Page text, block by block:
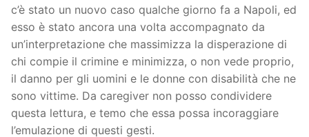
c’è stato un nuovo caso qualche giorno fa a Napoli, ed
esso è stato ancora una volta accompagnato da
un’interpretazione che massimizza la disperazione di
chi compie il crimine e minimizza, o non vede proprio,
il danno per gli uomini e le donne con disabilità che ne
sono vittime. Da caregiver non posso condividere
questa lettura, e temo che essa possa incoraggiare
l’emulazione di questi gesti.